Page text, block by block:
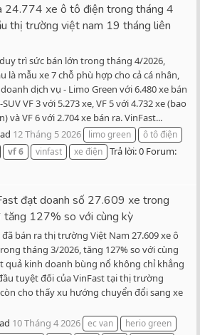
24.774 xe ô tô điện trong tháng 4
thị trường việt nam 19 tháng liên
trì sức bán lớn trong tháng 4/2026,
là mẫu xe 7 chỗ phù hợp cho cả cá nhân,
dịch vụ - Limo Green với 6.480 xe bán
VF 3 với 5.273 xe, VF 5 với 4.732 xe (bao
và VF 6 với 2.704 xe bán ra. VinFast...
12 Tháng 5 2026 limo green
ô tô điện
vf6 vinfast xe điện Trả lời: 0 Forum:
đạt doanh số 27.609 xe trong
127% so với cùng kỳ
bán ra thị trường Việt Nam 27.609 xe ô
tháng 3/2026, tăng 127% so với cùng
quả kinh doanh bùng nổ không chỉ khẳng
tuyệt đối của VinFast tại thị trường
cho thấy xu hướng chuyển đổi sang xe
10 Tháng 4 2026 ec van
herio green